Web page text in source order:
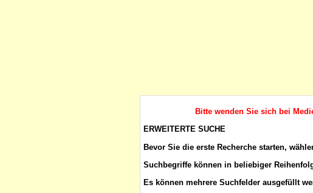
Bitte wenden Sie sich bei
ERWEITERTE SUCHE
Bevor Sie die erste Recherche starten,
Suchbegriffe können in beliebiger
Es können mehrere Suchfelder ausgefüllt